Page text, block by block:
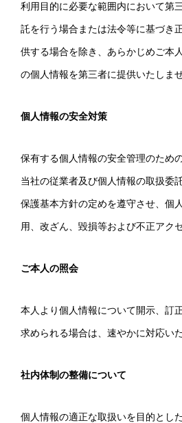
利用目的に必要な範囲内において第
託を行う場合または法令等に基づき
供する場合を除き、あらかじめご本
の個人情報を第三者に提供いたしませ
個人情報の安全対策
保有する個人情報の安全管理のため
当社の従業者及び個人情報の取扱委
保護基本方針の定めを遵守させ、個
用、改ざん、毀損等および不正アク
ご本人の照会
本人より個人情報について開示、訂
求められる場合は、速やかに対応い
社内体制の整備について
個人情報の適正な取扱いを目的とし